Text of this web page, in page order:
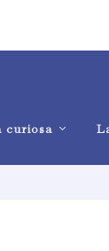
curiosa